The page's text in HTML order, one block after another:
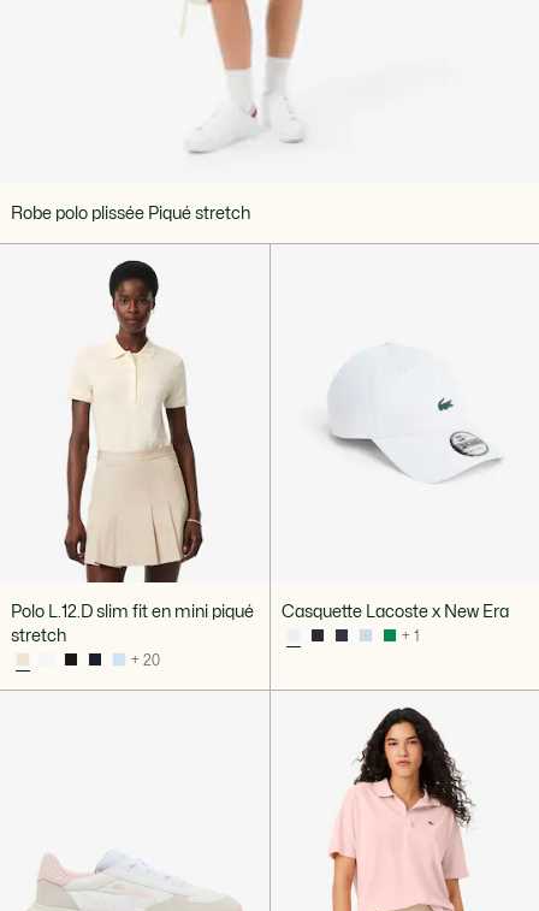
Robe polo plissée Piqué stretch
Polo L.12.D slim fit en mini piqué
stretch
+ 20
Casquette Lacoste x New Era
+ 1